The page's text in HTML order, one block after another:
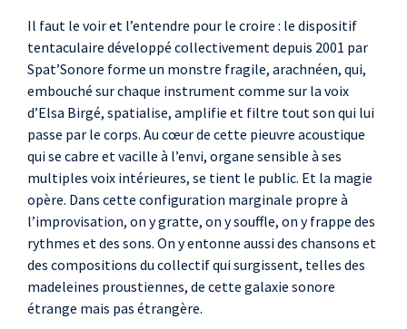
Il faut le voir et l’entendre pour le croire : le dispositif
tentaculaire développé collectivement depuis 2001 par
Spat’Sonore forme un monstre fragile, arachnéen, qui,
embouché sur chaque instrument comme sur la voix
d’Elsa Birgé, spatialise, amplifie et filtre tout son qui lui
passe par le corps. Au cœur de cette pieuvre acoustique
qui se cabre et vacille à l’envi, organe sensible à ses
multiples voix intérieures, se tient le public. Et la magie
opère. Dans cette configuration marginale propre à
l’improvisation, on y gratte, on y souffle, on y frappe des
rythmes et des sons. On y entonne aussi des chansons et
des compositions du collectif qui surgissent, telles des
madeleines proustiennes, de cette galaxie sonore
étrange mais pas étrangère.